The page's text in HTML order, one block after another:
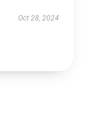
Oct 28, 2024